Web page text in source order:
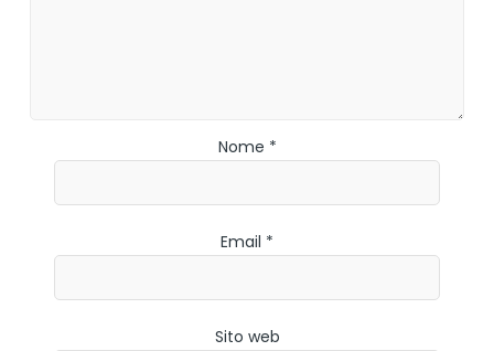
Nome *
Email *
Sito web